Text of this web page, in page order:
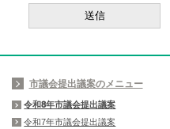
市議会提出議案のメニュー
令和8年市議会提出議案
令和7年市議会提出議案